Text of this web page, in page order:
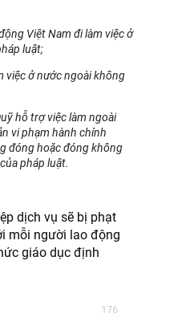
Việt Nam đi làm việc ở
luật;
việc ở nước ngoài không
hỗ trợ việc làm ngoài
vi phạm hành chính
đóng hoặc đóng không
pháp luật.
dịch vụ sẽ bị phạt
mỗi người lao động
giáo dục định
176